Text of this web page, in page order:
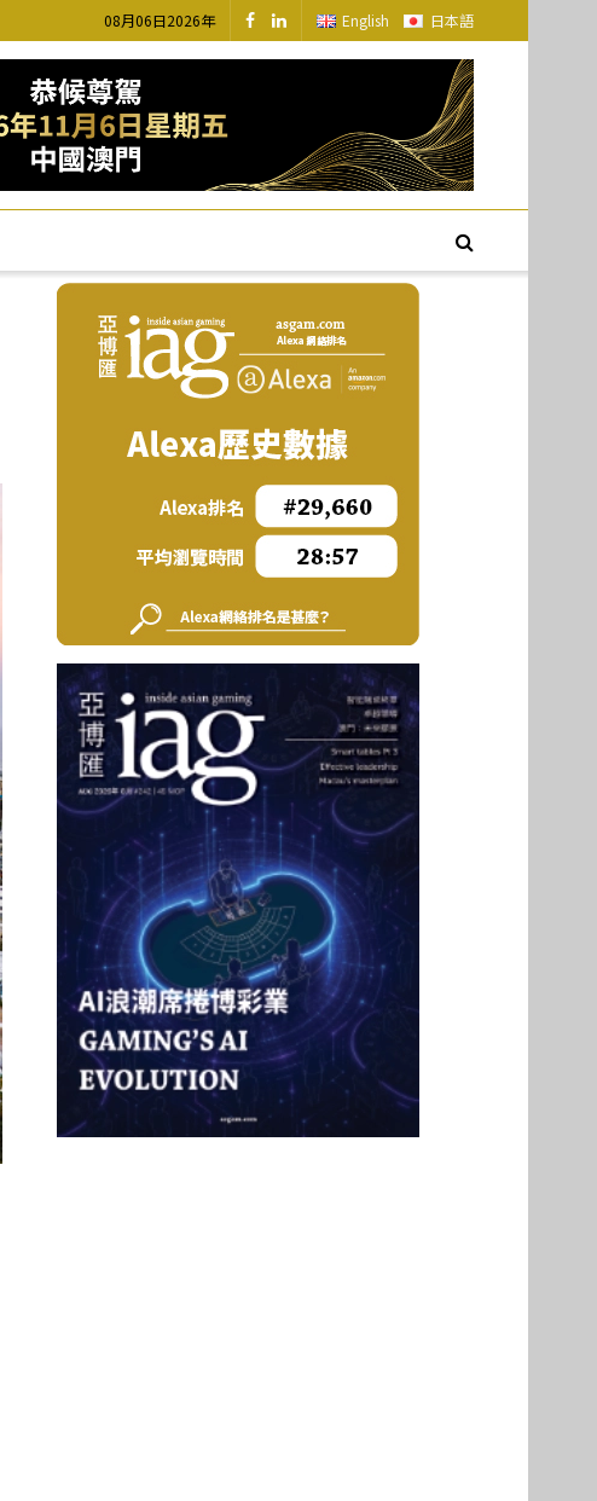
08月06日2026年 English 日本語